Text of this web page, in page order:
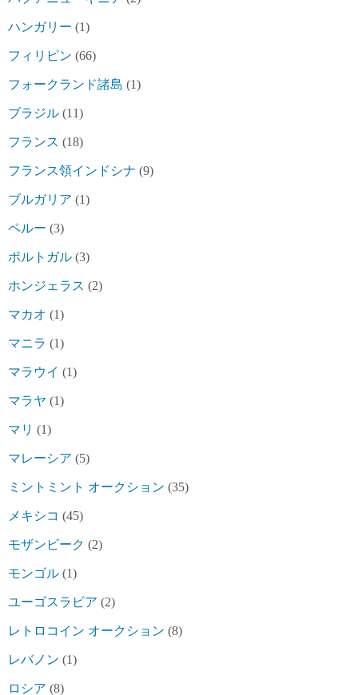
ハンガリー (1)
フィリピン (66)
フォークランド諸島 (1)
ブラジル (11)
フランス (18)
フランス領インドシナ (9)
ブルガリア (1)
ペルー (3)
ポルトガル (3)
ホンジェラス (2)
マカオ (1)
マニラ (1)
マラウイ (1)
マラヤ (1)
マリ (1)
マレーシア (5)
ミントミント オークション (35)
メキシコ (45)
モザンビーク (2)
モンゴル (1)
ユーゴスラビア (2)
レトロコイン オークション (8)
レバノン (1)
ロシア (8)